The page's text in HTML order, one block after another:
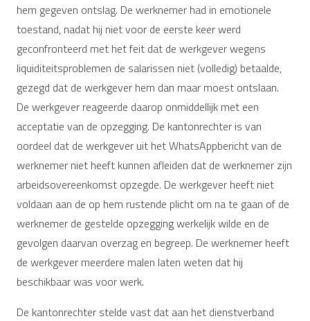
hem gegeven ontslag. De werknemer had in emotionele
toestand, nadat hij niet voor de eerste keer werd
geconfronteerd met het feit dat de werkgever wegens
liquiditeitsproblemen de salarissen niet (volledig) betaalde,
gezegd dat de werkgever hem dan maar moest ontslaan.
De werkgever reageerde daarop onmiddellijk met een
acceptatie van de opzegging. De kantonrechter is van
oordeel dat de werkgever uit het WhatsAppbericht van de
werknemer niet heeft kunnen afleiden dat de werknemer zijn
arbeidsovereenkomst opzegde. De werkgever heeft niet
voldaan aan de op hem rustende plicht om na te gaan of de
werknemer de gestelde opzegging werkelijk wilde en de
gevolgen daarvan overzag en begreep. De werknemer heeft
de werkgever meerdere malen laten weten dat hij
beschikbaar was voor werk.
De kantonrechter stelde vast dat aan het dienstverband